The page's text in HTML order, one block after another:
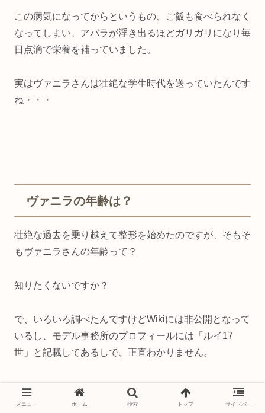
この病気になってからというもの、ご飯も食べられなく
なってしまい、アバラが浮き出るほどガリガリになり毎
日点滴で栄養を補っていました。
実はヴァニラさんは壮絶な学生時代を送っていたんです
ね・・・
ヴァニラの年齢は？
壮絶な過去を乗り越えて整形を始めたのですが、そもそ
もヴァニラさんの年齢って？
知りたくないですか？
で、いろいろ調べたんですけどWikiには非公開となって
いるし、モデル事務所のプロフィールには「ルイ17
世」と記載してあるしで、正直わかりません。
メニュー ホーム 検索 トップ サイドバー